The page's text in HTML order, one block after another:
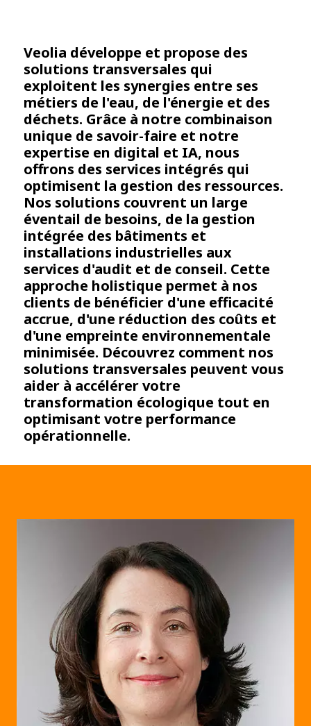
Veolia développe et propose des
solutions transversales qui
exploitent les synergies entre ses
métiers de l'eau, de l'énergie et des
déchets. Grâce à notre combinaison
unique de savoir-faire et notre
expertise en digital et IA, nous
offrons des services intégrés qui
optimisent la gestion des ressources.
Nos solutions couvrent un large
éventail de besoins, de la gestion
intégrée des bâtiments et
installations industrielles aux
services d'audit et de conseil. Cette
approche holistique permet à nos
clients de bénéficier d'une efficacité
accrue, d'une réduction des coûts et
d'une empreinte environnementale
minimisée. Découvrez comment nos
solutions transversales peuvent vous
aider à accélérer votre
transformation écologique tout en
optimisant votre performance
opérationnelle.